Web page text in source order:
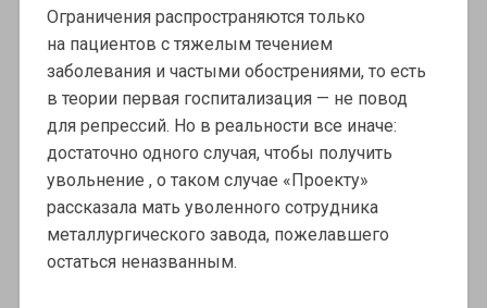
Ограничения распространяются только
на пациентов с тяжелым течением
заболевания и частыми обострениями, то есть
в теории первая госпитализация — не повод
для репрессий. Но в реальности все иначе:
достаточно одного случая, чтобы получить
увольнение , о таком случае «Проекту»
рассказала мать уволенного сотрудника
металлургического завода, пожелавшего
остаться неназванным.